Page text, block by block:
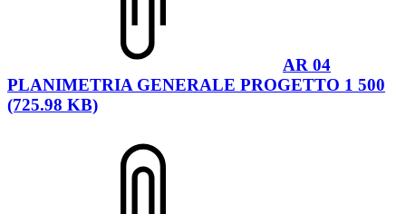
AR 04
PLANIMETRIA GENERALE PROGETTO 1 500
(725.98 KB)